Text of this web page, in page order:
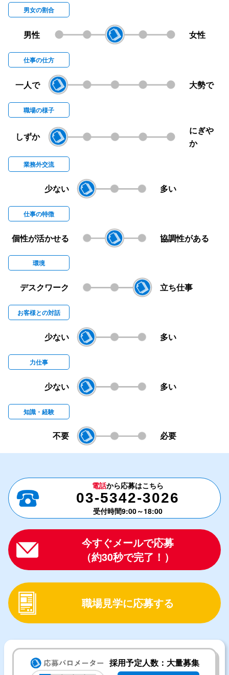
男女の割合
男性 女性
仕事の仕方
一人で 大勢で
職場の様子
しずか
にぎや
か
業務外交流
少ない 多い
仕事の特徴
個性が活かせる 協調性がある
環境
デスクワーク 立ち仕事
お客様との対話
少ない 多い
力仕事
少ない 多い
知識・経験
不要 必要
電話から応募はこちら
03-5342-3026
受付時間9:00～18:00
今すぐメールで応募
（約30秒で完了！）
職場見学に応募する
採用予定人数：大量募集